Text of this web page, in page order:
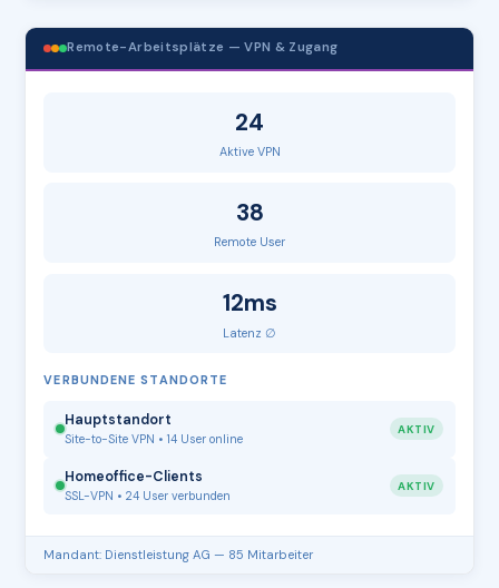
Remote-Arbeitsplätze — VPN & Zugang
24
Aktive VPN
38
Remote User
12ms
Latenz ∅
VERBUNDENE STANDORTE
Hauptstandort
Site-to-Site VPN • 14 User online
AKTIV
Homeoffice-Clients
SSL-VPN • 24 User verbunden
AKTIV
Mandant: Dienstleistung AG — 85 Mitarbeiter